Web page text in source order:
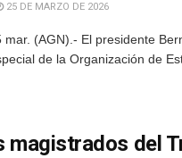
25 DE MARZO DE 2026
(AGN).- El presidente
de la Organización de
magistrados del